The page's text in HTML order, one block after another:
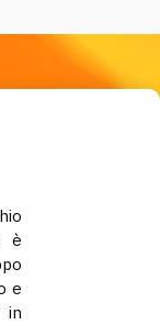
è
e
in